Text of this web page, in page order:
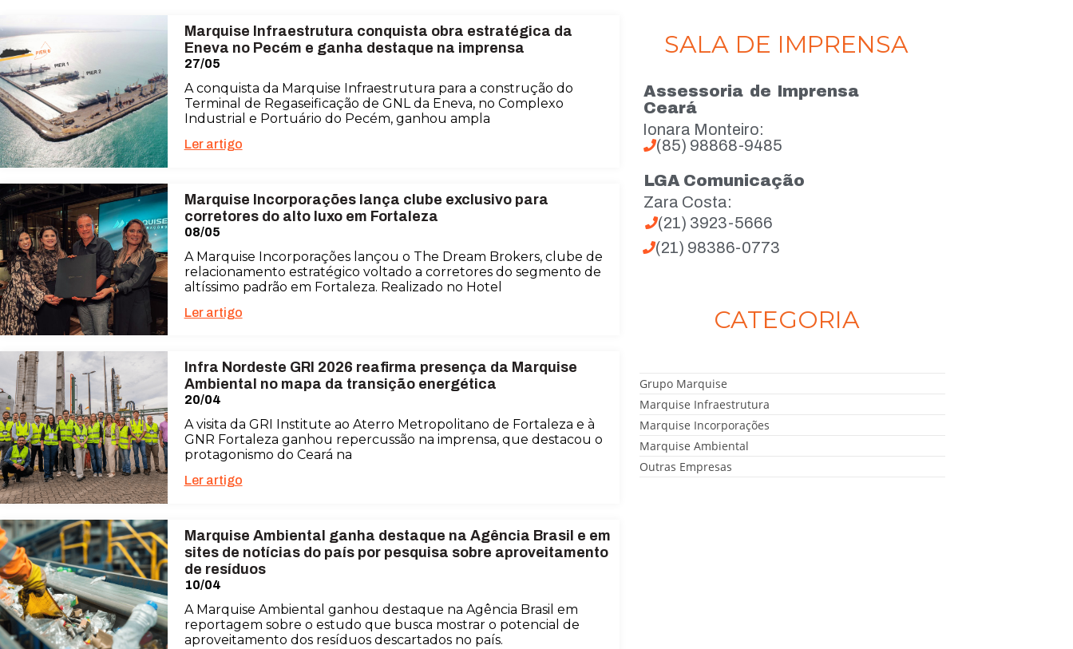
Marquise Infraestrutura conquista obra estratégica da
Eneva no Pecém e ganha destaque na imprensa
27/05
A conquista da Marquise Infraestrutura para a construção do
Terminal de Regaseificação de GNL da Eneva, no Complexo
Industrial e Portuário do Pecém, ganhou ampla
Ler artigo
Marquise Incorporações lança clube exclusivo para
corretores do alto luxo em Fortaleza
08/05
A Marquise Incorporações lançou o The Dream Brokers, clube de
relacionamento estratégico voltado a corretores do segmento de
altíssimo padrão em Fortaleza. Realizado no Hotel
Ler artigo
Infra Nordeste GRI 2026 reafirma presença da Marquise
Ambiental no mapa da transição energética
20/04
A visita da GRI Institute ao Aterro Metropolitano de Fortaleza e à
GNR Fortaleza ganhou repercussão na imprensa, que destacou o
protagonismo do Ceará na
Ler artigo
Marquise Ambiental ganha destaque na Agência Brasil e em
sites de notícias do país por pesquisa sobre aproveitamento
de resíduos
10/04
A Marquise Ambiental ganhou destaque na Agência Brasil em
reportagem sobre o estudo que busca mostrar o potencial de
aproveitamento dos resíduos descartados no país.
SALA DE IMPRENSA
Assessoria de Imprensa
Ceará
Ionara Monteiro:
(85) 98868-9485
LGA Comunicação
Zara Costa:
(21) 3923-5666
(21) 98386-0773
CATEGORIA
Grupo Marquise
Marquise Infraestrutura
Marquise Incorporações
Marquise Ambiental
Outras Empresas